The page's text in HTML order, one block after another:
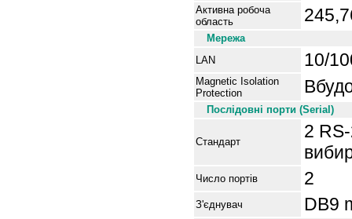
Активна робоча
область
Мережа
LAN
10/
Magnetic Isolation
Protection
Послідовні порти (Serial)
Стандарт
2
Число портів 2
З'єднувач DB9